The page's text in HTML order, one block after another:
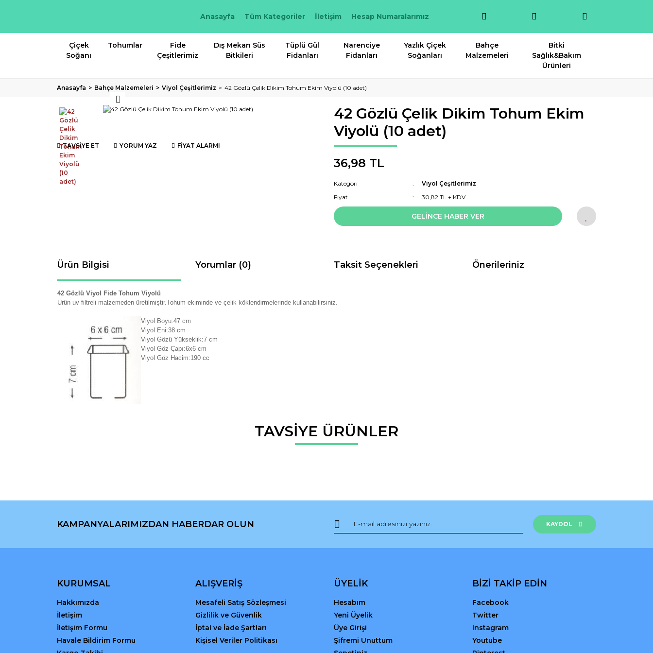
Anasayfa Tüm Kategoriler İletişim Hesap Numaralarımız
Çiçek
Soğanı
Tohumlar
Fide
Çeşitlerimiz
Dış Mekan Süs
Bitkileri
Tüplü Gül
Fidanları
Narenciye
Fidanları
Yazlık Çiçek
Soğanları
Bahçe
Malzemeleri
Bitki
Sağlık&Bakım
Ürünleri
Anasayfa Bahçe Malzemeleri Viyol Çeşitlerimiz 42 Gözlü Çelik Dikim Tohum Ekim Viyolü (10 adet)
TAVSİYE ET YORUM YAZ FİYAT ALARMI
42 Gözlü Çelik Dikim Tohum Ekim
Viyolü (10 adet)
36,98 TL
Kategori
Viyol Çeşitlerimiz
Fiyat
30,82 TL + KDV
GELİNCE HABER VER
Ürün Bilgisi Yorumlar (0) Taksit Seçenekleri Önerileriniz
42 Gözlü Viyol Fide Tohum Viyolü
Ürün uv filtreli malzemeden üretilmiştir.Tohum ekiminde ve çelik köklendirmelerinde kullanabilirsiniz.
Viyol Boyu:47 cm
Viyol Eni:38 cm
Viyol Gözü Yükseklik:7 cm
Viyol Göz Çapı:6x6 cm
Viyol Göz Hacim:190 cc
Bu ürüne ilk yorumu siz yapın!
Bu ürünün fiyat bilgisi, resim, ürün açıklamalarında ve diğer konularda yetersiz gördüğünüz noktaları öneri formunu kullanarak tarafımıza iletebilirsiniz.
Ürün fiyatı diğer sitelerden daha pahalı.
Gönder
TAVSİYE ÜRÜNLER
KAMPANYALARIMIZDAN HABERDAR OLUN KAYDOL
KURUMSAL
Hakkımızda
İletişim
İletişim Formu
Havale Bildirim Formu
ALIŞVERİŞ
Mesafeli Satış Sözleşmesi
Gizlilik ve Güvenlik
İptal ve İade Şartları
Kişisel Veriler Politikası
ÜYELİK
Hesabım
Yeni Üyelik
Üye Girişi
Şifremi Unuttum
BİZİ TAKİP EDİN
Facebook
Twitter
Instagram
Youtube